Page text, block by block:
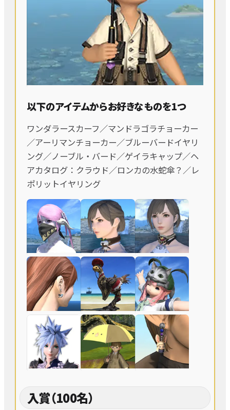
以下のアイテムからお好きなものを1つ
ワンダラースカーフ／マンドラゴラチョーカー
／アーリマンチョーカー／ブルーバードイヤリ
ング／ノーブル・バード／ゲイラキャップ／ヘ
アカタログ：クラウド／ロンカの水蛇傘？／レ
ポリットイヤリング
入賞（100名）